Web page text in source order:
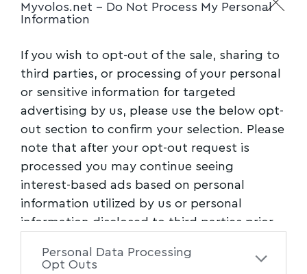
Myvolos.net - Do Not Process My Personal
Information
If you wish to opt-out of the sale, sharing to
third parties, or processing of your personal
or sensitive information for targeted
advertising by us, please use the below opt-
out section to confirm your selection. Please
note that after your opt-out request is
processed you may continue seeing
interest-based ads based on personal
information utilized by us or personal
information disclosed to third parties prior
of the further disclosure of your personal
Personal Data Processing
Opt Outs